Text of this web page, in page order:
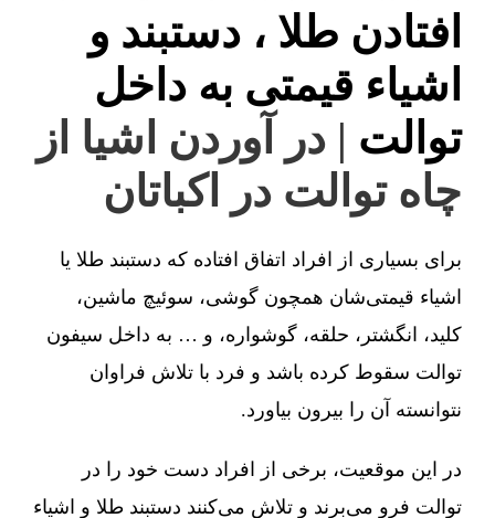
افتادن طلا ، دستبند و
اشیاء قیمتی به داخل
توالت | در آوردن اشیا از
چاه توالت در اکباتان
برای بسیاری از افراد اتفاق افتاده که دستبند طلا یا
اشیاء قیمتی‌شان همچون گوشی، سوئیچ ماشین،
کلید، انگشتر، حلقه، گوشواره، و … به داخل سیفون
توالت سقوط کرده باشد و فرد با تلاش فراوان
نتوانسته آن را بیرون بیاورد.
در این موقعیت، برخی از افراد دست خود را در
توالت فرو می‌برند و تلاش می‌کنند دستبند طلا و اشیاء